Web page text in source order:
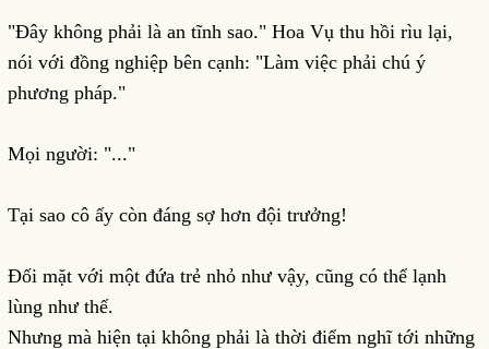
"Đây không phải là an tĩnh sao." Hoa Vụ thu hồi rìu lại,
nói với đồng nghiệp bên cạnh: "Làm việc phải chú ý
phương pháp."
Mọi người: "..."
Tại sao cô ấy còn đáng sợ hơn đội trưởng!
Đối mặt với một đứa trẻ nhỏ như vậy, cũng có thể lạnh
lùng như thế.
Nhưng mà hiện tại không phải là thời điểm nghĩ tới những